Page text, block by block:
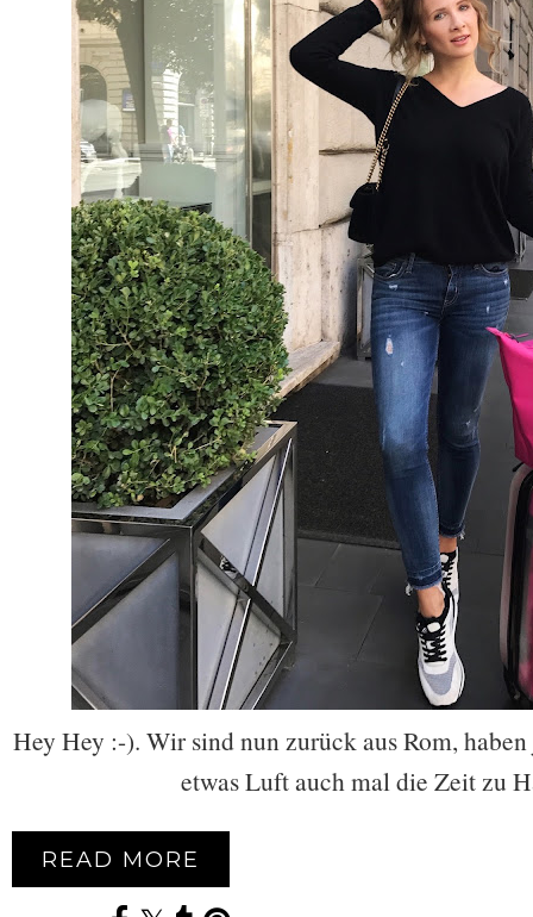
Hey Hey :-). Wir sind nun zurück aus Rom,
etwas Luft auch mal die Zeit zu
READ MORE